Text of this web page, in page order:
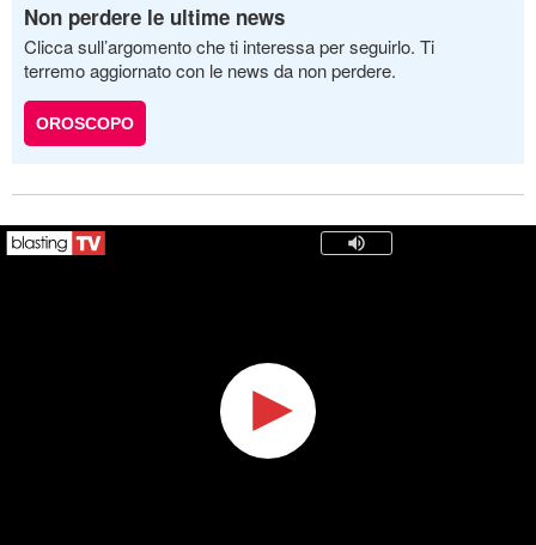
Non perdere le ultime news
Clicca sull’argomento che ti interessa per seguirlo. Ti
terremo aggiornato con le news da non perdere.
OROSCOPO